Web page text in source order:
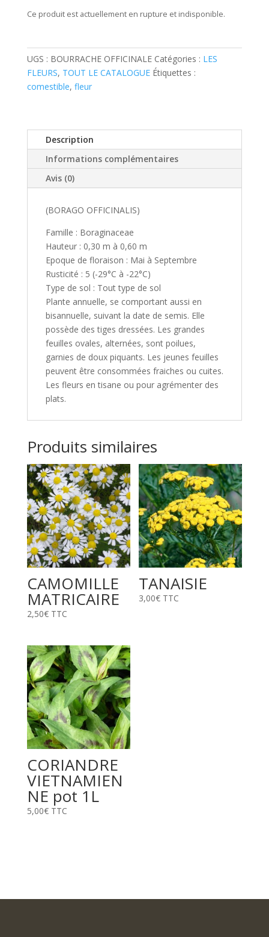
Ce produit est actuellement en rupture et indisponible.
UGS : BOURRACHE OFFICINALE Catégories : LES
FLEURS, TOUT LE CATALOGUE Étiquettes :
comestible, fleur
Description
Informations complémentaires
Avis (0)
(BORAGO OFFICINALIS)
Famille : Boraginaceae
Hauteur : 0,30 m à 0,60 m
Epoque de floraison : Mai à Septembre
Rusticité : 5 (-29°C à -22°C)
Type de sol : Tout type de sol
Plante annuelle, se comportant aussi en
bisannuelle, suivant la date de semis. Elle
possède des tiges dressées. Les grandes
feuilles ovales, alternées, sont poilues,
garnies de doux piquants. Les jeunes feuilles
peuvent être consommées fraiches ou cuites.
Les fleurs en tisane ou pour agrémenter des
plats.
Produits similaires
CAMOMILLE
MATRICAIRE
2,50€ TTC
TANAISIE
3,00€ TTC
CORIANDRE
VIETNAMIEN
NE pot 1L
5,00€ TTC